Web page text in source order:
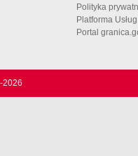
Polityka
Platforma
Portal
2026